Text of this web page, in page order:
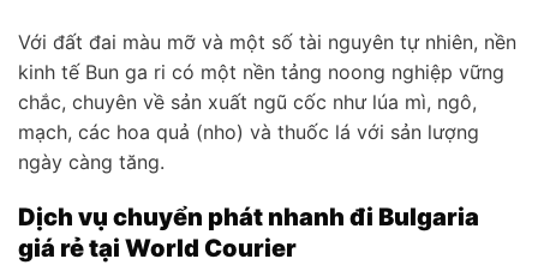
Với đất đai màu mỡ và một số tài nguyên tự nhiên, nền
kinh tế Bun ga ri có một nền tảng noong nghiệp vững
chắc, chuyên về sản xuất ngũ cốc như lúa mì, ngô,
mạch, các hoa quả (nho) và thuốc lá với sản lượng
ngày càng tăng.
Dịch vụ chuyển phát nhanh đi Bulgaria
giá rẻ tại World Courier